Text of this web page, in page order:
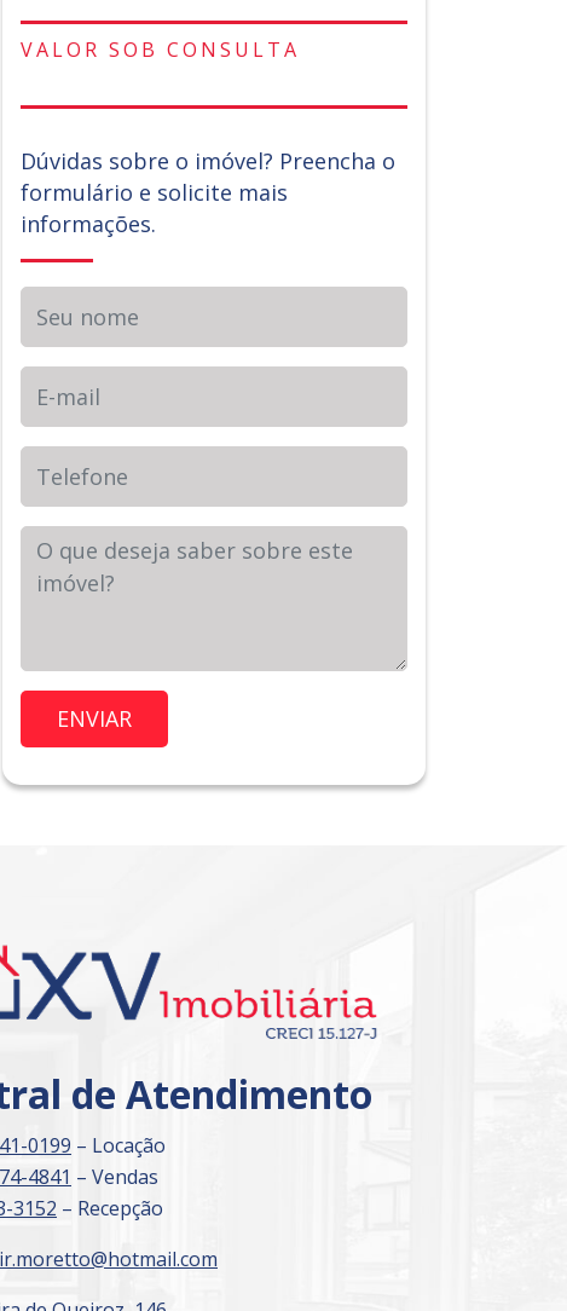
VALOR SOB CONSULTA
Dúvidas sobre o imóvel? Preencha o
formulário e solicite mais
informações.
Telefone
Sua Mensagem
Imóvel de Interesse
de Atendimento
0199 – Locação
4841 – Vendas
3152 – Recepção